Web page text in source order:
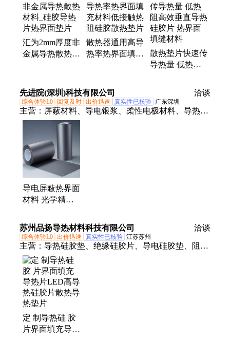
散热片、散热硅胶、粉色导热垫片、低密度导热垫
片、灰色导热填充垫、散热硅胶垫、绝缘垫片、热缓
冲垫片、高导热柔性缓冲垫、高效散热垫片、导热硅
胶垫、绿色导热垫片、黑色导热垫、聚酰亚胺夹层导
热片、复合型PI导热垫片、HW-G200导热垫、导电泡
汇为2mm厚度非
金属导热散热材
散热器通用高导
热率热界面填充
散热垫片快速传
导热量 低热阻
胶片 热界面填
缝材料
先进院(深圳)科技有限公司 洽谈
综合体验L0 回复及时 出价迅速 真实性已核验 广东深圳
主营： 屏蔽材料、导电银浆、柔性电极材料、导热材
料、导热相变材料、导电银胶、金浆、导电橡胶、镀
布、银钯浆料、电阻浆料、柔性电极
导电屏蔽热界面
材料 光学精密
胶 硅凝胶垫片
苏州品扬导热材料科技有限公司 洽谈
综合体验L0 出价迅速 真实性已核验 江苏苏州
主营： 导热硅胶垫、绝缘硅胶片、导电硅胶垫、阻燃
硅胶片
定 制导热硅 胶
片界面填充导热